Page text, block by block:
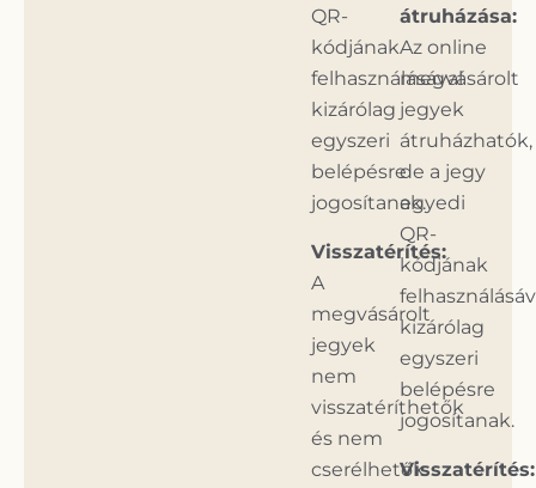
QR-
kódjának
felhasználásával
kizárólag
egyszeri
belépésre
jogosítanak.
Visszatérítés:
A
megvásárolt
jegyek
nem
visszatéríthetők
és nem
cserélhetők.
átruházása:
Az online
megvásárolt
jegyek
átruházhatók,
de a jegy
egyedi
QR-
kódjának
kizárólag
egyszeri
belépésre
jogosítanak.
Visszatérítés: